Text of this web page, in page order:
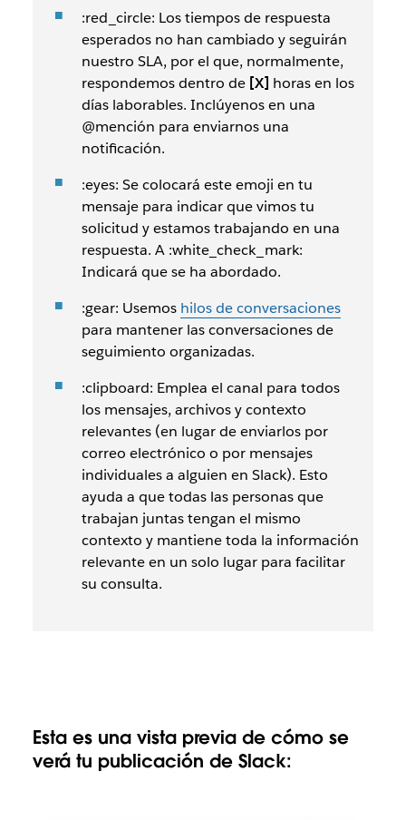
:red_circle: Los tiempos de respuesta
esperados no han cambiado y seguirán
nuestro SLA, por el que, normalmente,
respondemos dentro de [X] horas en los
días laborables. Inclúyenos en una
@mención para enviarnos una
notificación.
:eyes: Se colocará este emoji en tu
mensaje para indicar que vimos tu
solicitud y estamos trabajando en una
respuesta. A :white_check_mark:
Indicará que se ha abordado.
:gear: Usemos hilos de conversaciones
para mantener las conversaciones de
seguimiento organizadas.
:clipboard: Emplea el canal para todos
los mensajes, archivos y contexto
relevantes (en lugar de enviarlos por
correo electrónico o por mensajes
individuales a alguien en Slack). Esto
ayuda a que todas las personas que
trabajan juntas tengan el mismo
contexto y mantiene toda la información
relevante en un solo lugar para facilitar
su consulta.
Esta es una vista previa de cómo se
verá tu publicación de Slack: